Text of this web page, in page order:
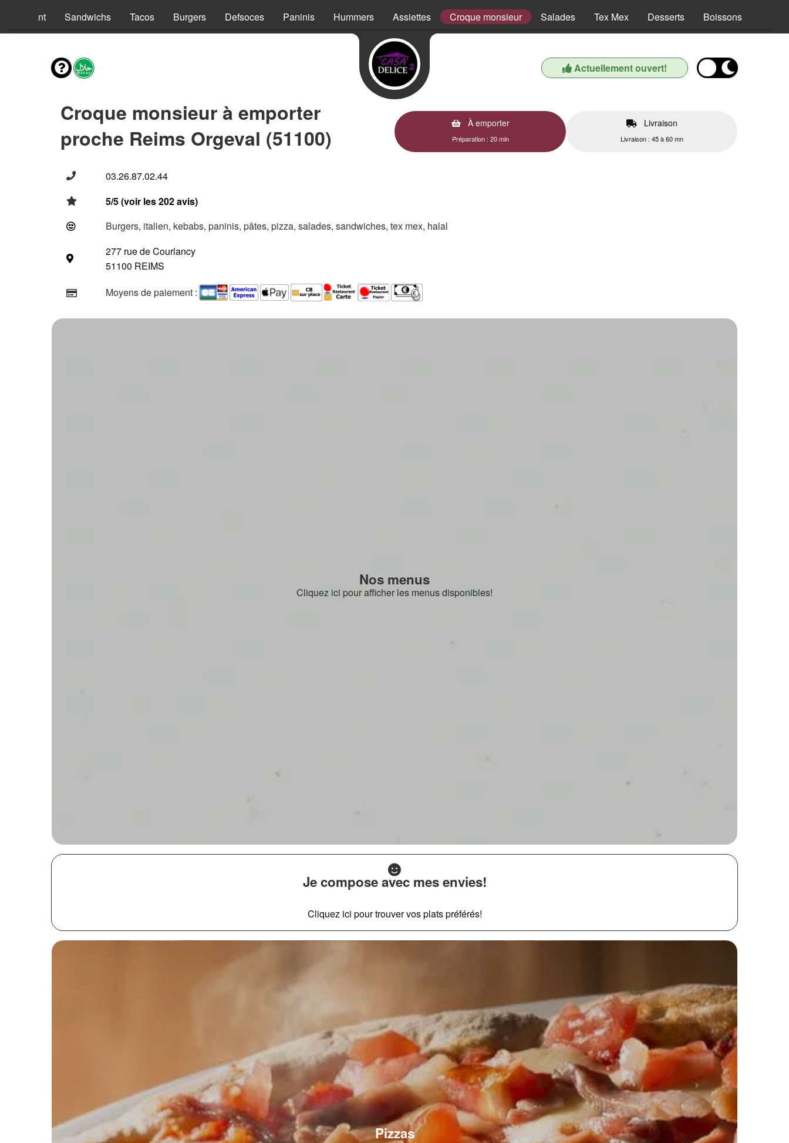
Enfant Sandwichs Tacos Burgers Defsoces Paninis Hummers Assiettes Croque monsieur Salades Tex Mex Desserts Boissons
Actuellement ouvert!
Croque monsieur à emporter
proche Reims Orgeval (51100)
À emporter
Préparation : 20 min
Livraison
Livraison : 45 à 60 mn
03.26.87.02.44
5/5 (voir les 202 avis)
Burgers, italien, kebabs, paninis, pâtes, pizza, salades, sandwiches, tex mex, halal
277 rue de Courlancy
51100 REIMS
Moyens de paiement :
Nos menus
Cliquez ici pour afficher les menus disponibles!
Je compose avec mes envies!
Cliquez ici pour trouver vos plats préférés!
Pizzas